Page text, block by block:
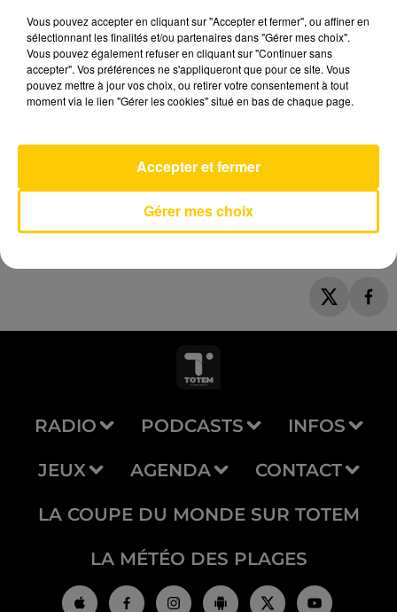
ED SHEERAN
RADIO PODCASTS INFOS
JEUX AGENDA CONTACT
LA COUPE DU MONDE SUR TOTEM
LA MÉTÉO DES PLAGES
Vous pouvez accepter en cliquant sur "Accepter et fermer", ou affiner en
sélectionnant les finalités et/ou partenaires dans "Gérer mes choix".
Vous pouvez également refuser en cliquant sur "Continuer sans
accepter". Vos préférences ne s'appliqueront que pour ce site. Vous
pouvez mettre à jour vos choix, ou retirer votre consentement à tout
moment via le lien "Gérer les cookies" situé en bas de chaque page.
Gérer mes choix
Accepter et fermer